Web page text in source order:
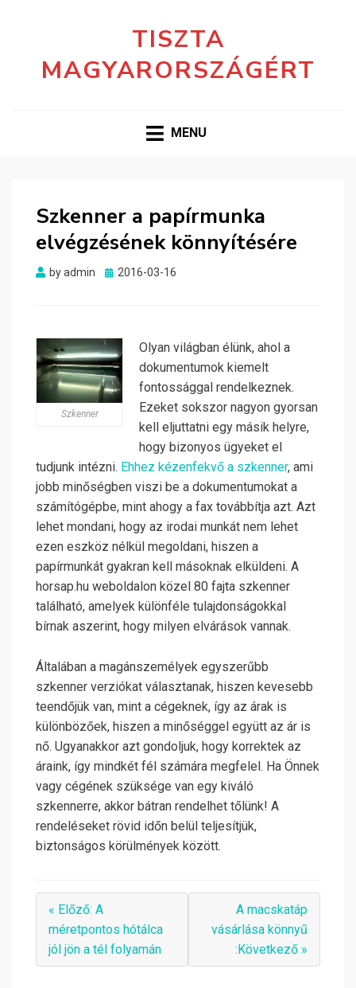
TISZTA
MAGYARORSZÁGÉRT
MENU
Szkenner a papírmunka
elvégzésének könnyítésére
byadmin
Posted
2016-03-16
Szkenner
Olyan világban élünk, ahol a
dokumentumok kiemelt
fontossággal rendelkeznek.
Ezeket sokszor nagyon gyorsan
kell eljuttatni egy másik helyre,
hogy bizonyos ügyeket el
tudjunk intézni. Ehhez kézenfekvő a szkenner, ami
jobb minőségben viszi be a dokumentumokat a
számítógépbe, mint ahogy a fax továbbítja azt. Azt
lehet mondani, hogy az irodai munkát nem lehet
ezen eszköz nélkül megoldani, hiszen a
papírmunkát gyakran kell másoknak elküldeni. A
horsap.hu weboldalon közel 80 fajta szkenner
található, amelyek különféle tulajdonságokkal
bírnak aszerint, hogy milyen elvárások vannak.
Általában a magánszemélyek egyszerűbb
szkenner verziókat választanak, hiszen kevesebb
teendőjük van, mint a cégeknek, így az árak is
különbözőek, hiszen a minőséggel együtt az ár is
nő. Ugyanakkor azt gondoljuk, hogy korrektek az
áraink, így mindkét fél számára megfelel. Ha Önnek
vagy cégének szüksége van egy kiváló
szkennerre, akkor bátran rendelhet tőlünk! A
rendeléseket rövid időn belül teljesítjük,
biztonságos körülmények között.
« Előző: A
méretpontos hótálca
jól jön a tél folyamán
A macskatáp
vásárlása könnyű
:Következő »